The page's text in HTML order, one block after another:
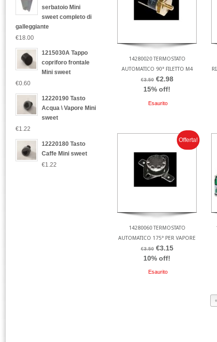
14280020 TERMOSTATO
AUTOMATICO 90° FILETTO M4
€3.50 €2.98
15% off!
Esaurito
Offerta!
14280060 TERMOSTATO
AUTOMATICO 175° PER VAPORE
€3.50 €3.15
10% off!
Esaurito
«
serbatoio Mini
sweet completo di
galleggiante
€18.00
1215030A Tappo
copriforo frontale
Mini sweet
€0.60
12220190 Tasto
Acqua \ Vapore Mini
sweet
€1.22
12220180 Tasto
Caffe Mini sweet
€1.22